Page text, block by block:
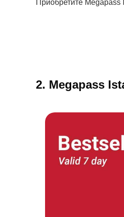
Приобретите Megapass
2. Megapass